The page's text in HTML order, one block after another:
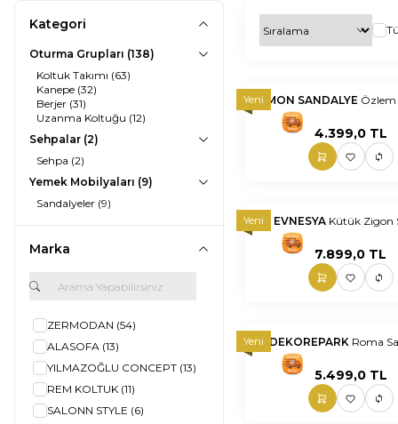
Kategori
Oturma Grupları (138)
Koltuk Takımı (63)
Kanepe (32)
Berjer (31)
Uzanma Koltuğu (12)
Sehpalar (2)
Sehpa (2)
Yemek Mobilyaları (9)
Sandalyeler (9)
Marka
ZERMODAN (54)
ALASOFA (13)
YILMAZOĞLU CONCEPT (13)
REM KOLTUK (11)
SALONN STYLE (6)
YeniLİMON SANDALYE Özlem
4.399,0TL
Yeni
EVNESYA Kütük Zigon
7.899,0 TL
Yeni DEKOREPARK
5.499,0TL